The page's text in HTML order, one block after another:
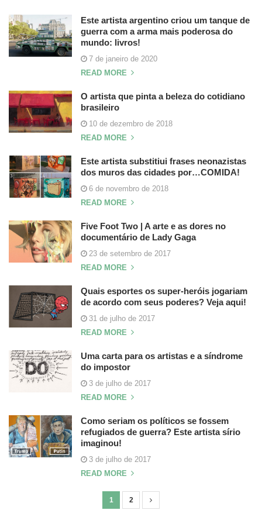
Este artista argentino criou um tanque de
guerra com a arma mais poderosa do
mundo: livros!
7 de janeiro de 2020
READ MORE
O artista que pinta a beleza do cotidiano
brasileiro
10 de dezembro de 2018
READ MORE
Este artista substitiui frases neonazistas
dos muros das cidades por…COMIDA!
6 de novembro de 2018
READ MORE
Five Foot Two | A arte e as dores no
documentário de Lady Gaga
23 de setembro de 2017
READ MORE
Quais esportes os super-heróis jogariam
de acordo com seus poderes? Veja aqui!
31 de julho de 2017
READ MORE
Uma carta para os artistas e a síndrome
do impostor
3 de julho de 2017
READ MORE
Como seriam os políticos se fossem
refugiados de guerra? Este artista sírio
imaginou!
3 de julho de 2017
READ MORE
1 2